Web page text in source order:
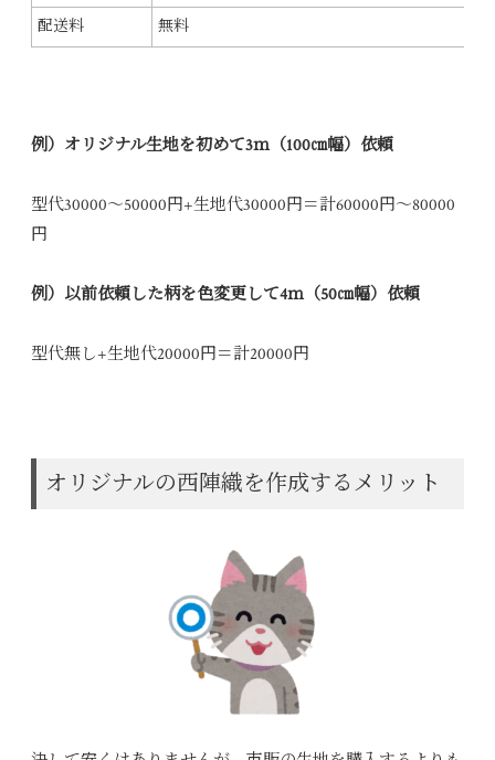
配送料
無料
例）オリジナル生地を初めて3ｍ（100㎝幅）依頼
型代30000～50000円+生地代30000円＝計60000円～80000
円
例）以前依頼した柄を色変更して4ｍ（50㎝幅）依頼
型代無し+生地代20000円＝計20000円
オリジナルの西陣織を作成するメリット